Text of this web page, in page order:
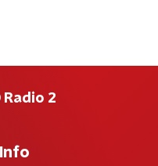
Radio 2
Info